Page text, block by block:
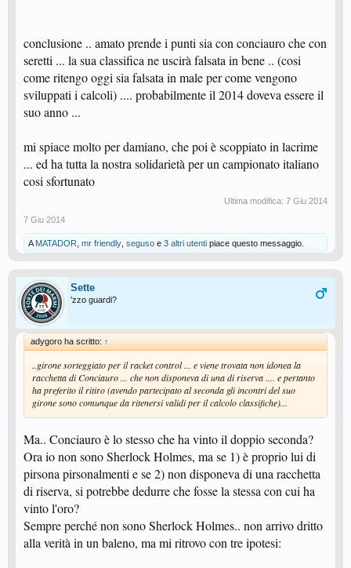
conclusione .. amato prende i punti sia con conciauro che con
seretti ... la sua classifica ne uscirà falsata in bene .. (cosi
come ritengo oggi sia falsata in male per come vengono
sviluppati i calcoli) .... probabilmente il 2014 doveva essere il
suo anno ...
mi spiace molto per damiano, che poi è scoppiato in lacrime
... ed ha tutta la nostra solidarietà per un campionato italiano
cosi sfortunato
Ultima modifica: 7 Giu 2014
7 Giu 2014
A MATADOR mr friendly seguso e 3 altri utenti piace questo messaggio.
Sette
'zzo guardi?
adygoro ha scritto: ↑
..girone sorteggiato per il racket control ... e viene trovata non idonea la
racchetta di Conciauro ... che non disponeva di una di riserva .... e pertanto
ha preferito il ritiro (avendo partecipato al seconda gli incontri del suo
girone sono comunque da ritenersi validi per il calcolo classifiche)...
Ma.. Conciauro è lo stesso che ha vinto il doppio seconda?
Ora io non sono Sherlock Holmes, ma se 1) è proprio lui di
pirsona pirsonalmenti e se 2) non disponeva di una racchetta
di riserva, si potrebbe dedurre che fosse la stessa con cui ha
vinto l'oro?
Sempre perché non sono Sherlock Holmes.. non arrivo dritto
alla verità in un baleno, ma mi ritrovo con tre ipotesi: